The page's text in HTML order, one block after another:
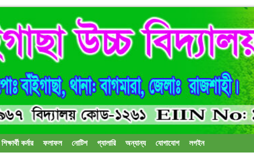
শিক্ষার্থী কর্নার ফলাফল নোটিশ গ্যালারি অন্যান্য যোগাযোগ লগইন